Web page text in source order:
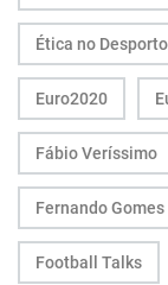
Ética no Desporto
Euro2020
Fábio Veríssimo
Fernando Gomes
Football Talks